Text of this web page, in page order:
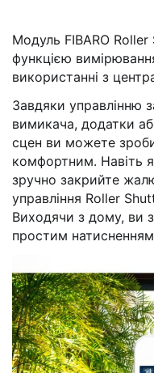
Модуль FIBARO
функцією
використанні з
Завдяки управлінню
вимикача, додатки
сцен ви можете
комфортним. Навіть
зручно закрийте
управління Roller
Виходячи з дому, ви
простим натисненням